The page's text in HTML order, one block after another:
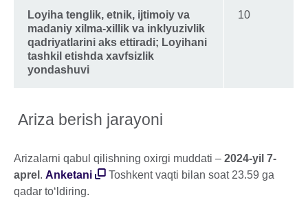
Loyiha tenglik, etnik, ijtimoiy va
madaniy xilma-xillik va inklyuzivlik
qadriyatlarini aks ettiradi; Loyihani
tashkil etishda xavfsizlik
yondashuvi
10
Ariza berish jarayoni
Arizalarni qabul qilishning oxirgi muddati – 2024-yil 7-
aprel . Anketani
Toshkent vaqti bilan soat 23.59 ga
qadar to‘ldiring.